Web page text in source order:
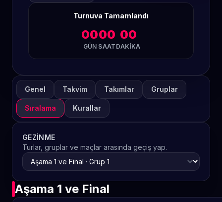
Turnuva Tamamlandı
00
GÜN
00
SAAT
00
DAKIKA
Genel Takvim Takımlar Gruplar
Sıralama Kurallar
GEZINME
Turlar, gruplar ve maçlar arasında geçiş yap.
Aşama 1 ve Final